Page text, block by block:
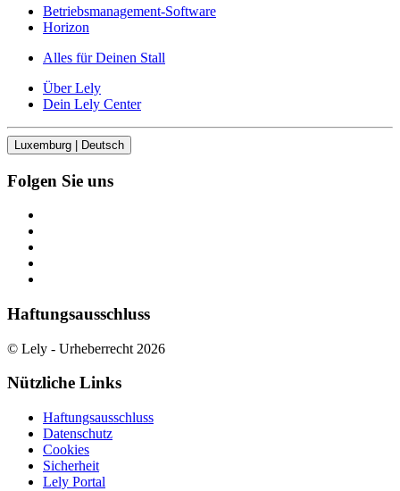
Betriebsmanagement-Software
Horizon
Alles für Deinen Stall
Über Lely
Dein Lely Center
Luxemburg | Deutsch
Folgen Sie uns
Haftungsausschluss
© Lely - Urheberrecht 2026
Nützliche Links
Haftungsausschluss
Datenschutz
Cookies
Sicherheit
Lely Portal